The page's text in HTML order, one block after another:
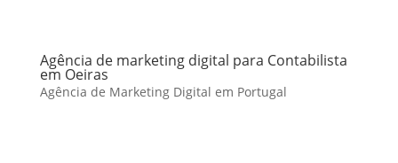
Agência de marketing digital para Contabilista
em Oeiras
Agência de Marketing Digital em Portugal